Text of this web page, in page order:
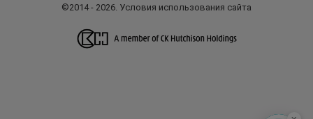
©2014 - 2026. Условия использования сайта